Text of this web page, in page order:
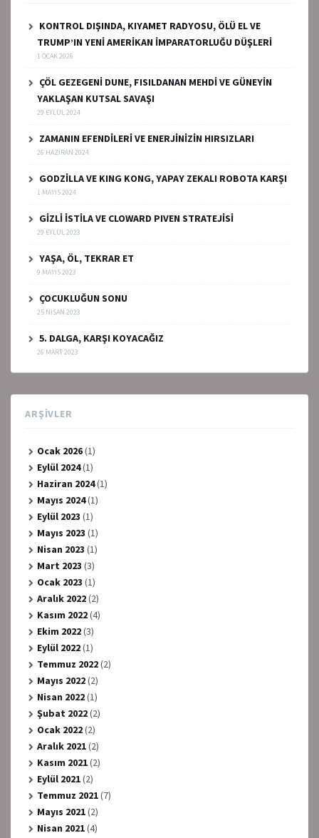
KONTROL DIŞINDA, KIYAMET RADYOSU, ÖLÜ EL VE
TRUMP’IN YENİ AMERİKAN İMPARATORLUĞU DÜŞLERİ
1 OCAK 2026
ÇÖL GEZEGENİ DUNE, FISILDANAN MEHDİ VE GÜNEYİN
YAKLAŞAN KUTSAL SAVAŞI
29 EYLÜL 2024
ZAMANIN EFENDİLERİ VE ENERJİNİZİN HIRSIZLARI
26 HAZIRAN 2024
GODZİLLA VE KING KONG, YAPAY ZEKALI ROBOTA KARŞI
1 MAYIS 2024
GİZLİ İSTİLA VE CLOWARD PIVEN STRATEJİSİ
29 EYLÜL 2023
YAŞA, ÖL, TEKRAR ET
9 MAYIS 2023
ÇOCUKLUĞUN SONU
25 NISAN 2023
5. DALGA, KARŞI KOYACAĞIZ
26 MART 2023
ARŞIVLER
Ocak 2026(1)
Eylül 2024(1)
Haziran 2024(1)
Mayıs 2024(1)
Eylül 2023 (1)
Mayıs 2023 (1)
Nisan 2023 (1)
Mart 2023 (3)
Ocak 2023 (1)
Aralık 2022(2)
Kasım 2022(4)
Ekim 2022(3)
Eylül 2022(1)
Temmuz 2022(2)
Mayıs 2022(2)
Nisan 2022(1)
Şubat 2022(2)
Ocak 2022(2)
Aralık 2021(2)
Kasım 2021(2)
Eylül 2021(2)
Temmuz 2021(7)
Mayıs 2021(2)
Nisan 2021(4)